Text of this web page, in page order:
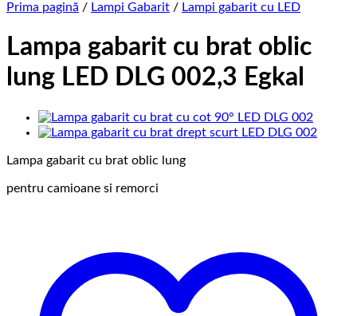
Prima pagină / Lampi Gabarit / Lampi gabarit cu LED
Lampa gabarit cu brat oblic
lung LED DLG 002,3 Egkal
Lampa gabarit cu brat oblic lung
pentru camioane si remorci